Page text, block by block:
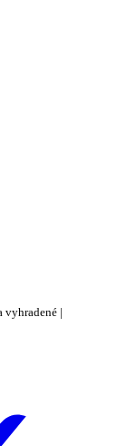
vyhradené |